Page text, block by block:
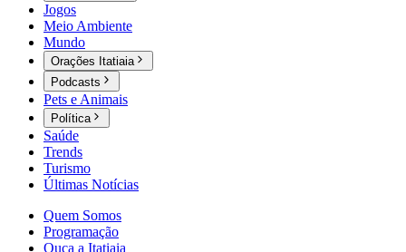
Jogos
Meio Ambiente
Mundo
Orações Itatiaia
Podcasts
Pets e Animais
Política
Saúde
Trends
Turismo
Últimas Notícias
Quem Somos
Programação
Ouça a Itatiaia